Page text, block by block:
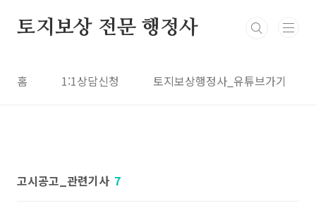
토지보상 전문 행정사
홈 1:1상담신청 토지보상행정사_유튜브가기
고시공고_관련기사 7